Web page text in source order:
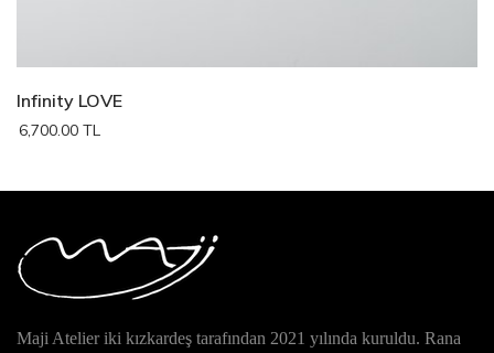
Infinity LOVE
6,700.00 TL
Maji Atelier iki kızkardeş tarafından 2021 yılında kuruldu. Rana